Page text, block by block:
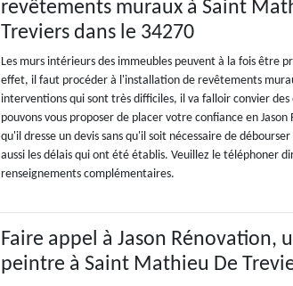
revêtements muraux à Saint
Treviers dans le 34270
Les murs intérieurs des immeubles peuvent à la fois être
effet, il faut procéder à l'installation de revêtements
interventions qui sont très difficiles, il va falloir convier des
pouvons vous proposer de placer votre confiance en
qu'il dresse un devis sans qu'il soit nécessaire de
aussi les délais qui ont été établis. Veuillez le téléphoner
renseignements complémentaires.
Faire appel à Jason Rénovation,
peintre à Saint Mathieu De